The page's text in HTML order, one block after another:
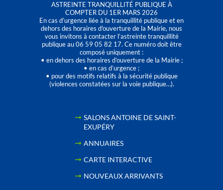
ASTREINTE TRANQUILLITÉ PUBLIQUE À
COMPTER DU 1ER MARS 2026
En cas d’urgence liée à la tranquillité publique et en
dehors des horaires d'ouverture de la Mairie, nous
vous invitons à contacter l’astreinte tranquillité
publique au 06 59 05 82 17. Ce numéro doit être
composé uniquement :
• en dehors des horaires d’ouverture de la Mairie ;
• en cas d’urgence ;
• pour des motifs relatifs à la sécurité publique
(violences constatées sur la voie publique…).
SALONS ANTOINE DE SAINT-
EXUPÉRY
ANNUAIRES
CARTE INTERACTIVE
NOUVEAUX ARRIVANTS